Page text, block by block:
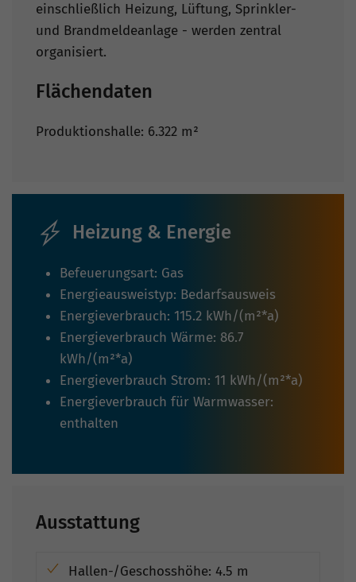
einschließlich Heizung, Lüftung, Sprinkler-
und Brandmeldeanlage - werden zentral
organisiert.
Flächendaten
Produktionshalle: 6.322 m²
Heizung & Energie
Befeuerungsart: Gas
Energieausweistyp: Bedarfsausweis
Energieverbrauch: 115.2 kWh/(m²*a)
Energieverbrauch Wärme: 86.7
kWh/(m²*a)
Energieverbrauch Strom: 11 kWh/(m²*a)
Energieverbrauch für Warmwasser:
enthalten
Ausstattung
Hallen-/Geschosshöhe: 4.5 m